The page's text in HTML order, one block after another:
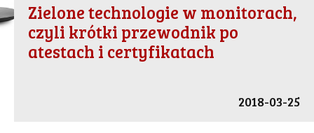
Zielone technologie w monitorach,
czyli krótki przewodnik po
atestach i certyfikatach
2018-03-25